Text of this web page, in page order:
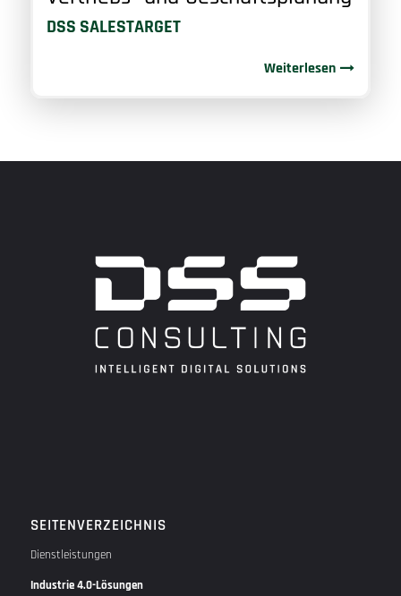
DSS SALESTARGET
Weiterlesen
SEITENVERZEICHNIS
Dienstleistungen
Industrie 4.0-Lösungen